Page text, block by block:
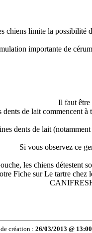
chiens limite la possibilité
importante de
Il faut être
dents de lait commencent à
dents de lait
Si vous observez ce
les chiens détestent
Fiche sur Le tartre
de création :26/03/2013 @ 13:00